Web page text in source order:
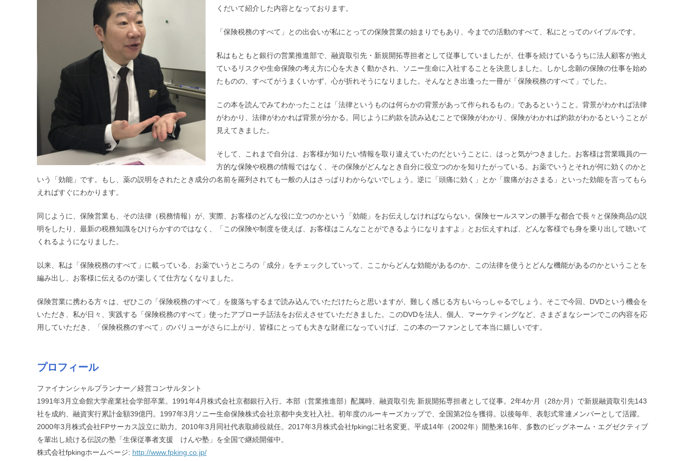
くだいて紹介した内容となっております。
「保険税務のすべて」との出会いが私にとっての保険営業の始まりでもあり、今までの活動のすべて、私にとってのバイブルです。
私はもともと銀行の営業推進部で、融資取引先・新規開拓専担者として従事していましたが、仕事を続けているうちに法人顧客が抱え
ているリスクや生命保険の考え方に心を大きく動かされ、ソニー生命に入社することを決意しました。しかし念願の保険の仕事を始め
たものの、すべてがうまくいかず、心が折れそうになりました。そんなとき出逢った一冊が「保険税務のすべて」でした。
この本を読んでみてわかったことは「法律というものは何らかの背景があって作られるもの」であるということ。背景がわかれば法律
がわかり、法律がわかれば背景が分かる。同じように約款を読み込むことで保険がわかり、保険がわかれば約款がわかるということが
見えてきました。
そして、これまで自分は、お客様が知りたい情報を取り違えていたのだということに、はっと気がつきました。お客様は営業職員の一
方的な保険や税務の情報ではなく、その保険がどんなとき自分に役立つのかを知りたがっている。お薬でいうとそれが何に効くのかと
いう「効能」です。もし、薬の説明をされたとき成分の名前を羅列されても一般の人はさっぱりわからないでしょう。逆に「頭痛に効く」とか「腹痛がおさまる」といった効能を言ってもら
えればすぐにわかります。
同じように、保険営業も、その法律（税務情報）が、実際、お客様のどんな役に立つのかという「効能」をお伝えしなければならない。保険セールスマンの勝手な都合で長々と保険商品の説
明をしたり、最新の税務知識をひけらかすのではなく、「この保険や制度を使えば、お客様はこんなことができるようになりますよ」とお伝えすれば、どんな客様でも身を乗り出して聴いて
くれるようになりました。
以来、私は「保険税務のすべて」に載っている、お薬でいうところの「成分」をチェックしていって、ここからどんな効能があるのか、この法律を使うとどんな機能があるのかということを
編み出し、お客様に伝えるのが楽しくて仕方なくなりました。
保険営業に携わる方々は、ぜひこの「保険税務のすべて」を腹落ちするまで読み込んでいただけたらと思いますが、難しく感じる方もいらっしゃるでしょう。そこで今回、DVDという機会を
いただき、私が日々、実践する「保険税務のすべて」使ったアプローチ話法をお伝えさせていただきました。このDVDを法人、個人、マーケティングなど、さまざまなシーンでこの内容を応
用していただき、「保険税務のすべて」のバリューがさらに上がり、皆様にとっても大きな財産になっていけば、この本の一ファンとして本当に嬉しいです。
プロフィール
ファイナンシャルプランナー／経営コンサルタント
1991年3月立命館大学産業社会学部卒業。1991年4月株式会社京都銀行入行。本部（営業推進部）配属時、融資取引先 新規開拓専担者として従事。2年4か月（28か月）で新規融資取引先143
社を成約、融資実行累計金額39億円。1997年3月ソニー生命保険株式会社京都中央支社入社。初年度のルーキーズカップで、全国第2位を獲得。以後毎年、表彰式常連メンバーとして活躍。
2000年3月株式会社FPサーカス設立に助力。2010年3月同社代表取締役就任。2017年3月株式会社fpkingに社名変更。平成14年（2002年）開塾来16年、多数のビッグネーム・エグゼクティブ
を輩出し続ける伝説の塾「生保従事者支援 けんや塾」を全国で継続開催中。
株式会社fpkingホームページ: http://www.fpking.co.jp/